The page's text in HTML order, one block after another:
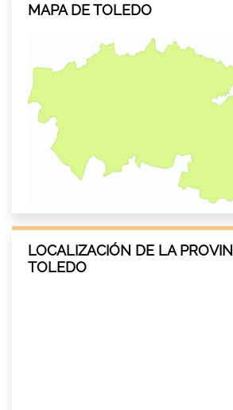
MAPA DE TOLEDO
LOCALIZACIÓN DE LA
TOLEDO